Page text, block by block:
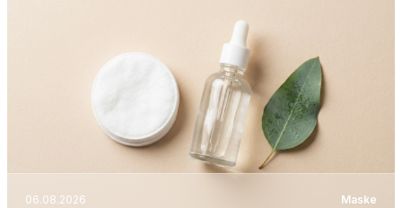
06.08.2026 Maske